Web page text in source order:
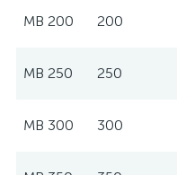
МВ 200 200
МВ 250 250
МВ 300 300